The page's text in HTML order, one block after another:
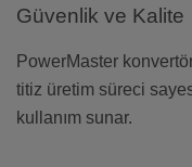
Güvenlik ve Kalite
PowerMaster
titiz üretim süreci
kullanım sunar.